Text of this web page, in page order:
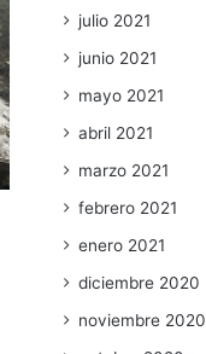
julio 2021
junio 2021
mayo 2021
abril 2021
marzo 2021
febrero 2021
enero 2021
diciembre 2020
noviembre 2020